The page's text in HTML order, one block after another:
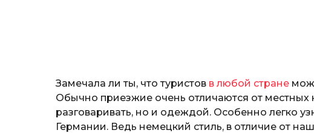
Замечала ли ты, что туристов в любой стране
Обычно приезжие очень отличаются от
разговаривать, но и одеждой. Особенно легко
Германии. Ведь немецкий стиль, в отличие от